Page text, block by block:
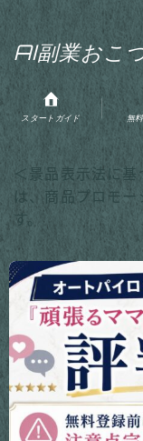
AI副業おこ
スタートガイド 無
＜景品表示法に
は、商品プロモ
す。